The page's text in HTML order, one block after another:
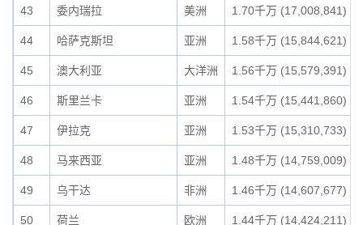
43 委内瑞拉 美洲 1.70千万 (17,008,841)
44 哈萨克斯坦 亚洲 1.58千万 (15,844,621)
45 澳大利亚 大洋洲 1.56千万 (15,579,391)
46 斯里兰卡 亚洲 1.54千万 (15,441,860)
47 伊拉克 亚洲 1.53千万 (15,310,733)
48 马来西亚 亚洲 1.48千万 (14,759,009)
49 乌干达 非洲 1.46千万 (14,607,677)
50 荷兰 欧洲 1.44千万 (14,424,211)